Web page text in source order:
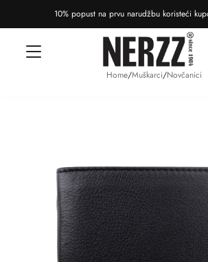
10% popust na prvu narudžbu koristeći
Home/Muškarci/Novčanici